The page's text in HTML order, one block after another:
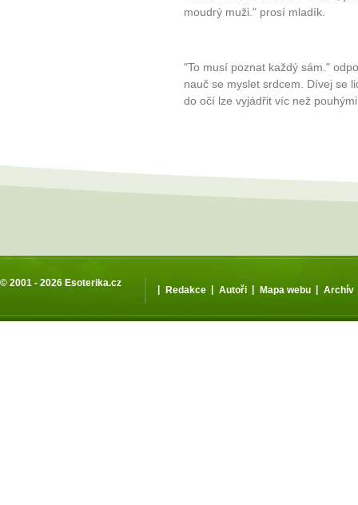
moudrý muži." prosí mladík.
"To musí poznat každý sám."
nauč se myslet srdcem. Dívej se
do očí lze vyjádřit víc než
© 2001 - 2026 Esoterika.cz
| Redakce | Autoři | Mapa webu | Archív